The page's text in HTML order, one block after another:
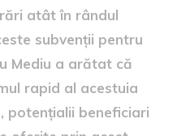
atât în rândul
subvenții pentru
Mediu a arătat că
rapid al acestuia
potențialii beneficiari